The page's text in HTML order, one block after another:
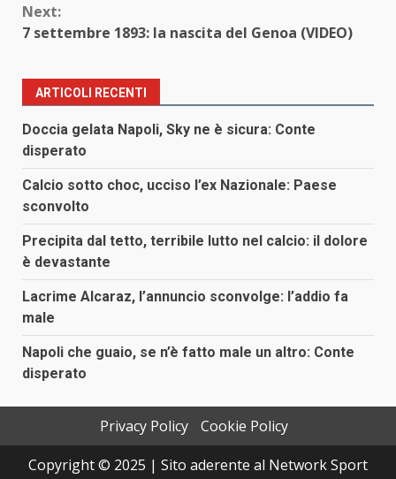
Next:
7 settembre 1893: la nascita del Genoa (VIDEO)
ARTICOLI RECENTI
Doccia gelata Napoli, Sky ne è sicura: Conte
disperato
Calcio sotto choc, ucciso l’ex Nazionale: Paese
sconvolto
Precipita dal tetto, terribile lutto nel calcio: il dolore
è devastante
Lacrime Alcaraz, l’annuncio sconvolge: l’addio fa
male
Napoli che guaio, se n’è fatto male un altro: Conte
disperato
Privacy Policy
Cookie Policy
Copyright © 2025 | Sito aderente al Network Sport